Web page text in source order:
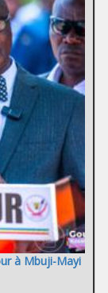
à Mbuji-Mayi